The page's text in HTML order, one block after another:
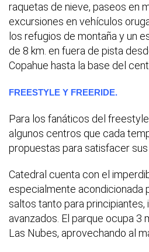
raquetas de nieve, paseos en
excursiones en vehículos
los refugios de montaña y un
de 8 km. en fuera de pista
Copahue hasta la base del
FREESTYLE Y FREERIDE.
Para los fanáticos del
algunos centros que cada
propuestas para satisfacer
Catedral cuenta con el
especialmente acondicionada
saltos tanto para principiantes,
avanzados. El parque ocupa 3
Las Nubes, aprovechando al